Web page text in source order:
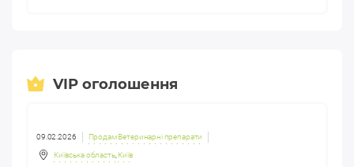
VIP оголошення
09.02.2026 Продам Ветеринарні препарати
Київська область,Київ